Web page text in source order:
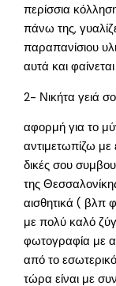
περίσσια
πάνω της,
παραπανίσιου
αυτά και
2- Νικήτα γειά
αφορμή για το
αντιμετωπίζω
δικές σου
της
αισθητικά ( βλπ
με πολύ καλό
φωτογραφία με
από το
τώρα είναι με